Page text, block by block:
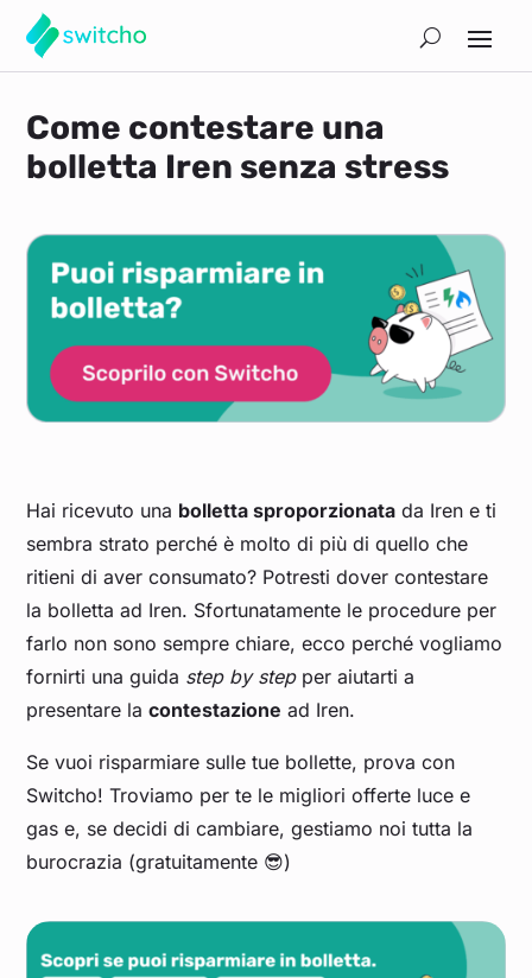
Come contestare una
bolletta Iren senza stress
Hai ricevuto una bolletta sproporzionata da Iren e ti
sembra strato perché è molto di più di quello che
ritieni di aver consumato? Potresti dover contestare
la bolletta ad Iren. Sfortunatamente le procedure per
farlo non sono sempre chiare, ecco perché vogliamo
fornirti una guida step by stepper aiutarti a
presentare lacontestazione ad Iren.
Se vuoi risparmiare sulle tue bollette, prova con
Switcho! Troviamo per te le migliori offerte luce e
gas e, se decidi di cambiare, gestiamo noi tutta la
burocrazia (gratuitamente 😎)